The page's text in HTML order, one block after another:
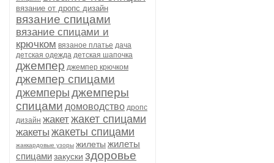
вязание от дропс дизайн
вязание спицами
вязание спицами и
крючком вязаное платье дача
детская одежда детская шапочка
джемпер джемпер крючком
джемпер спицами
джемперы джемперы
спицами домоводство дропс
дизайн жакетжакет спицами
жакеты жакеты спицами
жаккардовые узоры жилеты жилеты
спицамизакуски здоровье